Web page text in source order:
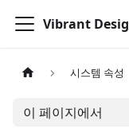
Vibrant
시스템 속성
이 페이지에서